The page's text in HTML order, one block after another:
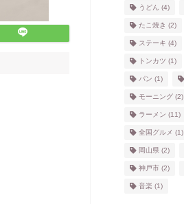
うどん (4)
たこ焼き (2)
ステーキ (4)
トンカツ (1)
パン (1)
モーニング(2)
ラーメン (11)
全国グルメ (1)
岡山県(2)
神戸市(2)
音楽 (1)